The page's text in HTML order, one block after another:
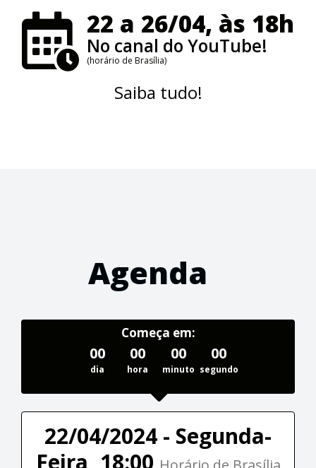
22 a 26/04, às 18h
No canal do YouTube!
(horário de Brasília)
Saiba tudo!
Agenda
Começa em:
00
dia
00
hora
00
minuto
00
segundo
22/04/2024 - Segunda-
Feira, 18:00